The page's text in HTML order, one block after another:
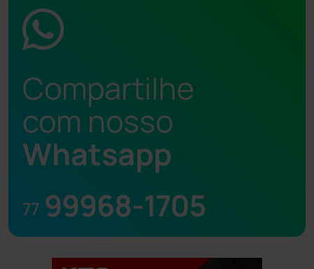
Compartilhe
com nosso
Whatsapp
77 99968-1705